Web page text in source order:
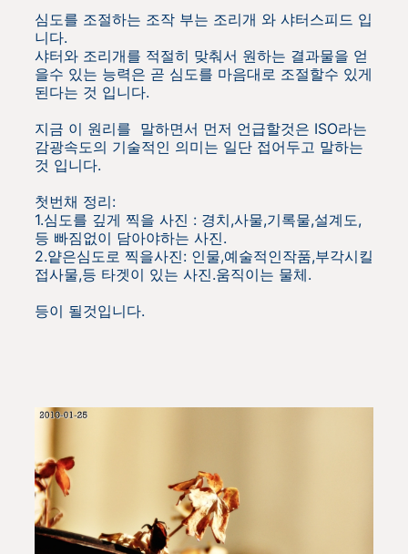
심도를 조절하는 조작 부는 조리개 와 샤터스피드 입
니다.
샤터와 조리개를 적절히 맞춰서 원하는 결과물을 얻
을수 있는 능력은 곧 심도를 마음대로 조절할수 있게
된다는 것 입니다.
지금 이 원리를 말하면서 먼저 언급할것은 ISO라는
감광속도의 기술적인 의미는 일단 접어두고 말하는
것 입니다.
첫번채 정리:
1.심도를 깊게 찍을 사진 : 경치,사물,기록물,설계도,
등 빠짐없이 담아야하는 사진.
2.얕은심도로 찍을사진: 인물,예술적인작품,부각시킬
접사물,등 타겟이 있는 사진.움직이는 물체.
등이 될것입니다.